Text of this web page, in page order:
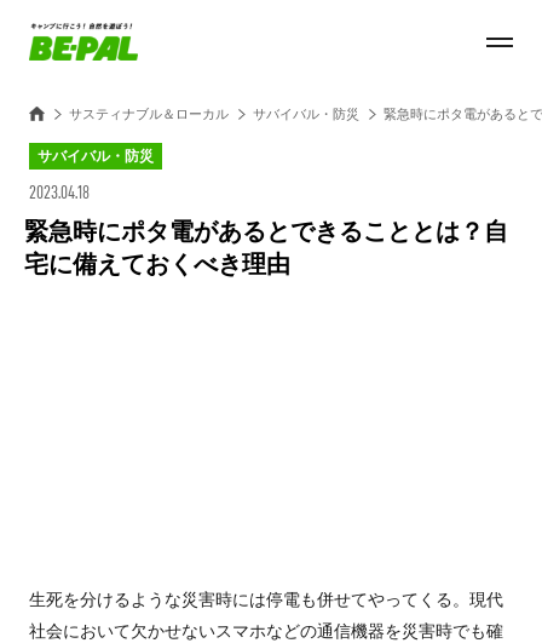
サスティナブル＆ローカル サバイバル・防災 緊急時にポタ電があると
サバイバル・防災
2023.04.18
緊急時にポタ電があるとできることとは？自
宅に備えておくべき理由
生死を分けるような災害時には停電も併せてやってくる。現代
社会において欠かせないスマホなどの通信機器を災害時でも確